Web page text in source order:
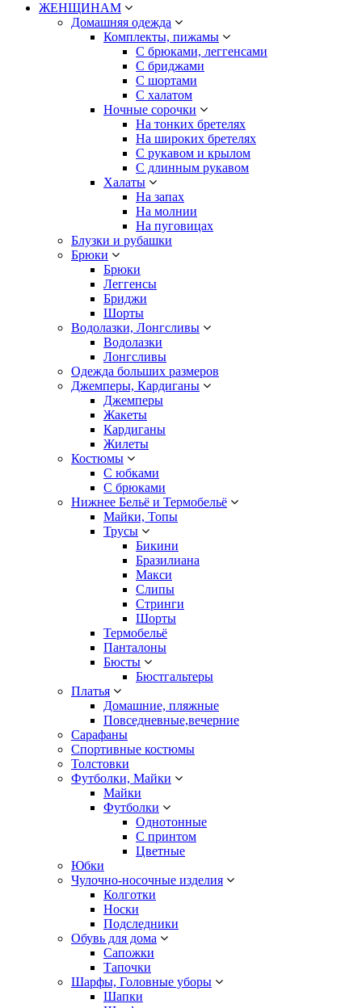
ЖЕНЩИНАМ
Домашняя одежда
Комплекты, пижамы
С брюками, леггенсами
С бриджами
С шортами
С халатом
Ночные сорочки
На тонких бретелях
На широких бретелях
С рукавом и крылом
С длинным рукавом
Халаты
На запах
На молнии
На пуговицах
Блузки и рубашки
Брюки
Брюки
Леггенсы
Бриджи
Шорты
Водолазки, Лонгсливы
Водолазки
Лонгсливы
Одежда больших размеров
Джемперы, Кардиганы
Джемперы
Жакеты
Кардиганы
Жилеты
Костюмы
С юбками
С брюками
Нижнее Бельё и Термобельё
Майки, Топы
Трусы
Бикини
Бразилиана
Макси
Слипы
Стринги
Шорты
Термобельё
Панталоны
Бюсты
Бюстгальтеры
Платья
Домашние, пляжные
Повседневные,вечерние
Сарафаны
Спортивные костюмы
Толстовки
Футболки, Майки
Майки
Футболки
Однотонные
С принтом
Цветные
Юбки
Чулочно-носочные изделия
Колготки
Носки
Подследники
Обувь для дома
Сапожки
Тапочки
Шарфы, Головные уборы
Шапки